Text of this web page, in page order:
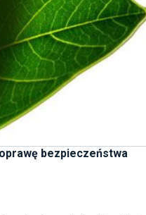
bezpieczeństwa